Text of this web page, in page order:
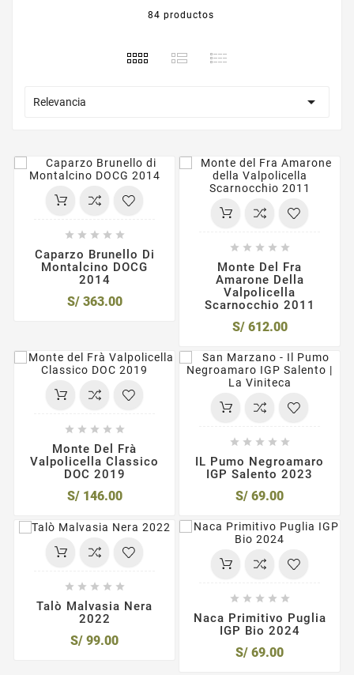
84 productos
Relevancia 
    
Caparzo Brunello Di
Montalcino DOCG
2014
S/ 363.00
    
Monte Del Fra
Amarone Della
Valpolicella
Scarnocchio 2011
S/ 612.00
    
Monte Del Frà
Valpolicella Classico
DOC 2019
S/ 146.00
    
IL Pumo Negroamaro
IGP Salento 2023
S/ 69.00
    
Talò Malvasia Nera
2022
S/ 99.00
    
Naca Primitivo Puglia
IGP Bio 2024
S/ 69.00